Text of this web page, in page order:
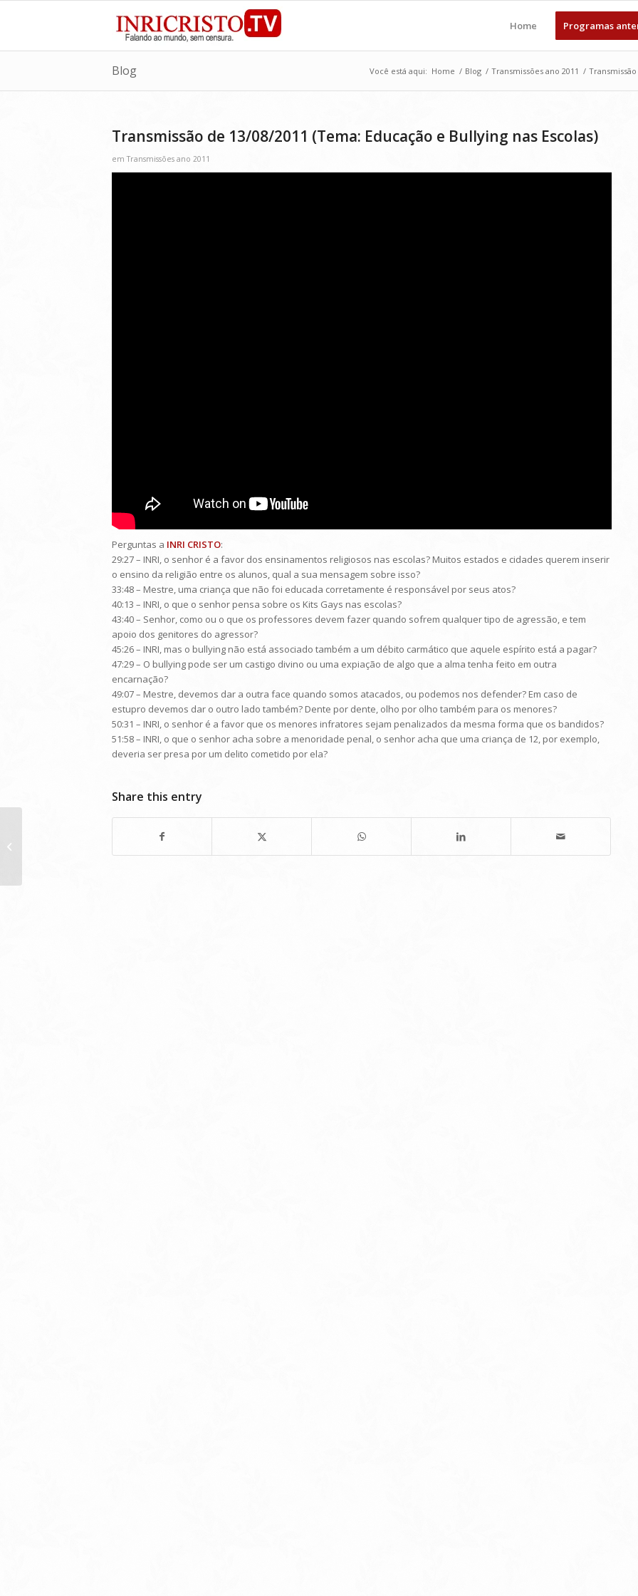
Home Programas
Blog Você está aqui: Home / Blog / Transmissões ano 2011 /
Transmissão de 13/08/2011 (Tema: Educação e Bullying nas Escolas)
emTransmissões ano 2011
Perguntas a INRI CRISTO:
29:27 – INRI, o senhor é a favor dos ensinamentos religiosos nas escolas? Muitos estados e cidades querem inserir
o ensino da religião entre os alunos, qual a sua mensagem sobre isso?
33:48 – Mestre, uma criança que não foi educada corretamente é responsável por seus atos?
40:13 – INRI, o que o senhor pensa sobre os Kits Gays nas escolas?
43:40 – Senhor, como ou o que os professores devem fazer quando sofrem qualquer tipo de agressão, e tem
apoio dos genitores do agressor?
45:26 – INRI, mas o bullying não está associado também a um débito carmático que aquele espírito está a pagar?
47:29 – O bullying pode ser um castigo divino ou uma expiação de algo que a alma tenha feito em outra
encarnação?
49:07 – Mestre, devemos dar a outra face quando somos atacados, ou podemos nos defender? Em caso de
estupro devemos dar o outro lado também? Dente por dente, olho por olho também para os menores?
50:31 – INRI, o senhor é a favor que os menores infratores sejam penalizados da mesma forma que os bandidos?
51:58 – INRI, o que o senhor acha sobre a menoridade penal, o senhor acha que uma criança de 12, por exemplo,
deveria ser presa por um delito cometido por ela?
Share this entry
Transmissão de 06/08/2011 (Tema: